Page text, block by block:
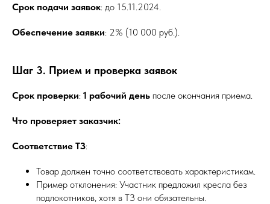
Срок подачи заявок: до 15.11.2024.
Обеспечение заявки: 2% (10 000 руб.).
Шаг 3. Прием и проверка заявок
Срок проверки: 1 рабочий день после окончания приема.
Что проверяет заказчик:
Соответствие ТЗ:
Товар должен точно соответствовать характеристикам.
Пример отклонения: Участник предложил кресла без
подлокотников, хотя в ТЗ они обязательны.